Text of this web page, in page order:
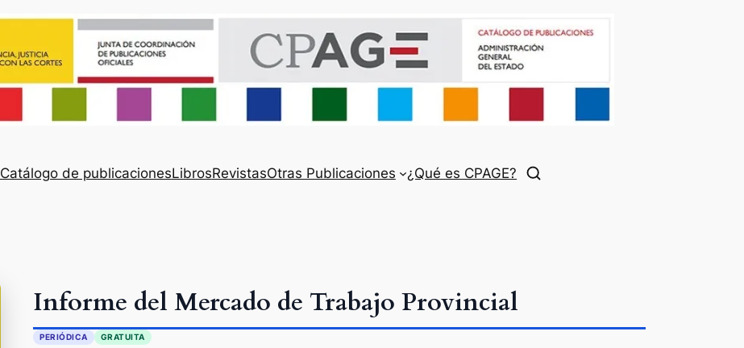
Catálogo de publicacionesLibrosRevistasOtras Publicaciones ¿Qué es CPAGE?
Informe del Mercado de Trabajo Provincial
PERIÓDICA GRATUITA